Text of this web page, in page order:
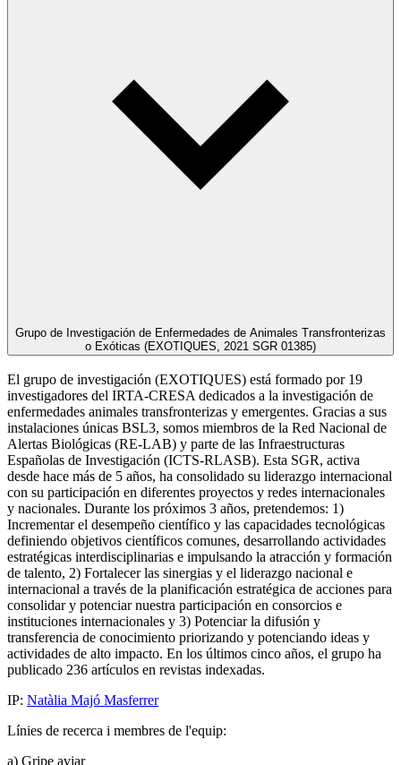
Grupo de Investigación de Enfermedades de Animales Transfronterizas
o Exóticas (EXOTIQUES, 2021 SGR 01385)
El grupo de investigación (EXOTIQUES) está formado por 19
investigadores del IRTA-CRESA dedicados a la investigación de
enfermedades animales transfronterizas y emergentes. Gracias a sus
instalaciones únicas BSL3, somos miembros de la Red Nacional de
Alertas Biológicas (RE-LAB) y parte de las Infraestructuras
Españolas de Investigación (ICTS-RLASB). Esta SGR, activa
desde hace más de 5 años, ha consolidado su liderazgo internacional
con su participación en diferentes proyectos y redes internacionales
y nacionales. Durante los próximos 3 años, pretendemos: 1)
Incrementar el desempeño científico y las capacidades tecnológicas
definiendo objetivos científicos comunes, desarrollando actividades
estratégicas interdisciplinarias e impulsando la atracción y formación
de talento, 2) Fortalecer las sinergias y el liderazgo nacional e
internacional a través de la planificación estratégica de acciones para
consolidar y potenciar nuestra participación en consorcios e
instituciones internacionales y 3) Potenciar la difusión y
transferencia de conocimiento priorizando y potenciando ideas y
actividades de alto impacto. En los últimos cinco años, el grupo ha
publicado 236 artículos en revistas indexadas.
IP: Natàlia Majó Masferrer
Línies de recerca i membres de l'equip:
a) Gripe aviar